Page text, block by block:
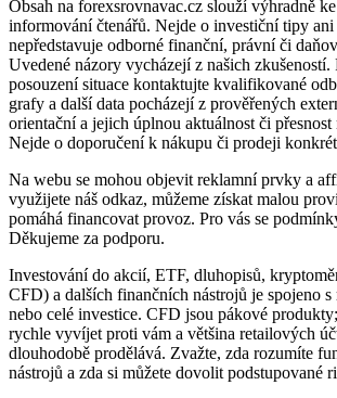
Obsah na forexsrovnavac.cz slouží výhradně
informování čtenářů. Nejde o investiční tipy ani
nepředstavuje odborné finanční, právní či
Uvedené názory vycházejí z našich
posouzení situace kontaktujte kvalifikované
grafy a další data pocházejí z prověřených
orientační a jejich úplnou aktuálnost či přesnost
Nejde o doporučení k nákupu či prodeji
Na webu se mohou objevit reklamní prvky a
využijete náš odkaz, můžeme získat malou
pomáhá financovat provoz. Pro vás se
Děkujeme za podporu.
Investování do akcií, ETF, dluhopisů,
CFD) a dalších finančních nástrojů je spojeno
nebo celé investice. CFD jsou pákové
rychle vyvíjet proti vám a většina retailových
dlouhodobě prodělává. Zvažte, zda rozumíte
nástrojů a zda si můžete dovolit podstupované